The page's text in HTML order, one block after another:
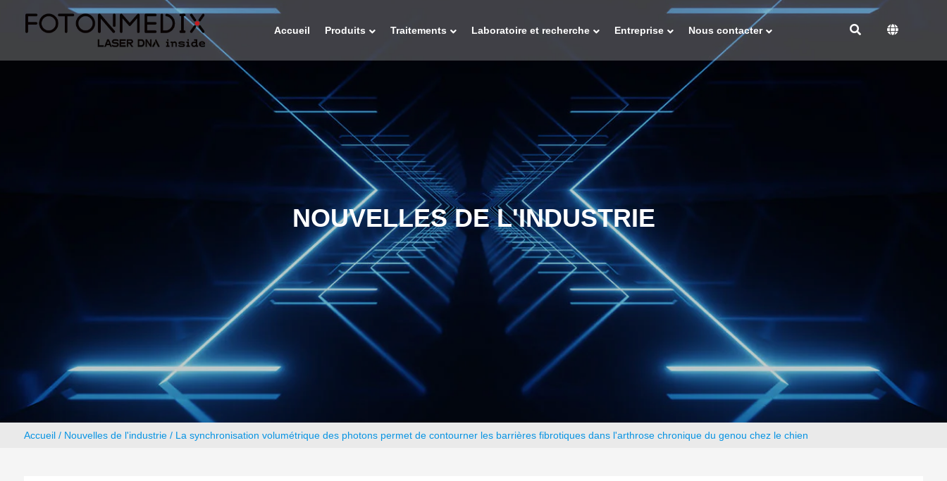
Accueil Produits Traitements Laboratoire et recherche Entreprise Nous contacter
NOUVELLES DE L'INDUSTRIE
Accueil/ Nouvelles de l'industrie/ La synchronisation volumétrique des photons permet de contourner les barrières fibrotiques dans l'arthrose chronique du genou chez le chien